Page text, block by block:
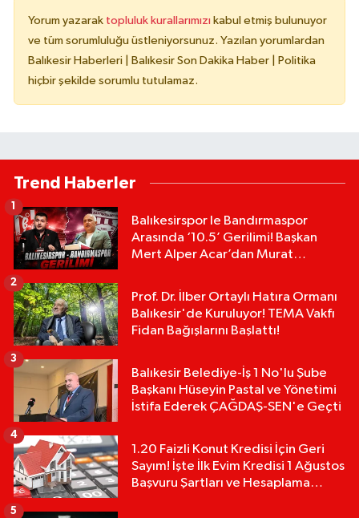
Yorum yazarak topluluk kurallarımızı kabul etmiş bulunuyor
ve tüm sorumluluğu üstleniyorsunuz. Yazılan yorumlardan
Balıkesir Haberleri | Balıkesir Son Dakika Haber | Politika
hiçbir şekilde sorumlu tutulamaz.
Trend Haberler
Balıkesirspor le Bandırmaspor
Arasında ‘10.5’ Gerilimi! Başkan
Mert Alper Acar’dan Murat
1
Prof. Dr. İlber Ortaylı Hatıra Ormanı
Balıkesir'de Kuruluyor! TEMA Vakfı
Fidan Bağışlarını Başlattı!
2
Balıkesir Belediye-İş 1 No'lu Şube
Başkanı Hüseyin Pastal ve Yönetimi
İstifa Ederek ÇAĞDAŞ-SEN'e Geçti
3
1.20 Faizli Konut Kredisi İçin Geri
Sayım! İşte İlk Evim Kredisi 1 Ağustos
Başvuru Şartları ve Hesaplama
4
5